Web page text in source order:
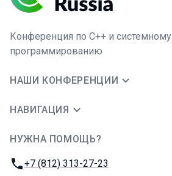
Конференция по C++ и системному
программированию
НАШИ КОНФЕРЕНЦИИ
НАВИГАЦИЯ
НУЖНА ПОМОЩЬ?
Телефон:
+7 (812) 313-27-23